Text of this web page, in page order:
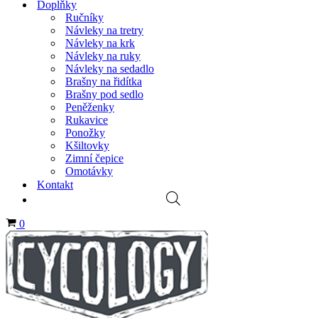
Doplňky
Ručníky
Návleky na tretry
Návleky na krk
Návleky na ruky
Návleky na sedadlo
Brašny na řidítka
Brašny pod sedlo
Peněženky
Rukavice
Ponožky
Kšiltovky
Zimní čepice
Omotávky
Kontakt
Košík
0